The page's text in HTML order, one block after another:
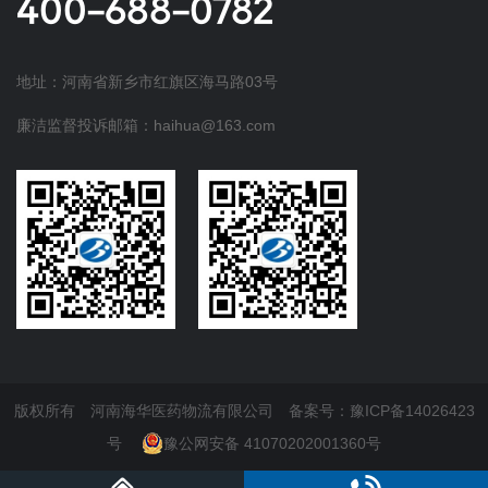
400-688-0782
地址：河南省新乡市红旗区海马路03号
廉洁监督投诉邮箱：haihua@163.com
版权所有 河南海华医药物流有限公司 备案号：豫ICP备14026423
号
豫公网安备 41070202001360号